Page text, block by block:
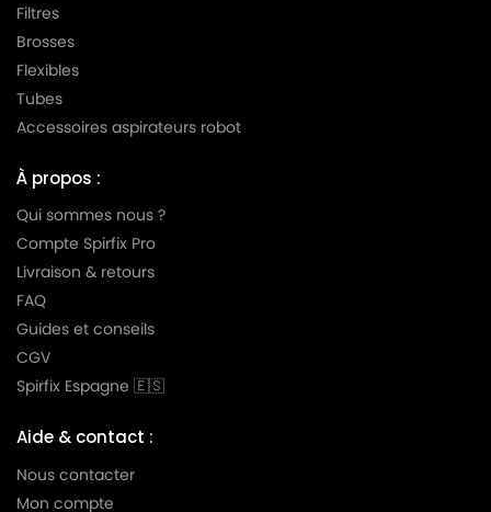
Filtres
Brosses
Flexibles
Tubes
Accessoires aspirateurs robot
À propos :
Qui sommes nous ?
Compte Spirfix Pro
Livraison & retours
FAQ
Guides et conseils
CGV
Spirfix Espagne 🇪🇸
Aide & contact :
Nous contacter
Mon compte